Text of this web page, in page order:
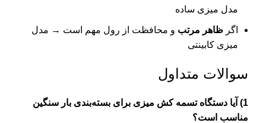
مدل میزی ساده
اگر ظاهر مرتب و محافظت از رول مهم است → مدل
میزی کابینتی
سوالات متداول
1) آیا دستگاه تسمه کش میزی برای بسته‌بندی بار سنگین
مناسب است؟